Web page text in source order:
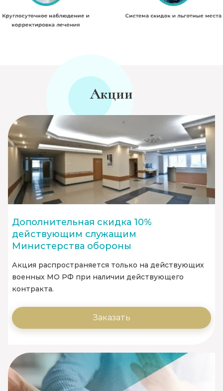
Акции
Дополнительная скидка 10%
действующим служащим
Министерства обороны
Акция распространяется только на действующих
военных МО РФ при наличии действующего
контракта.
Заказать